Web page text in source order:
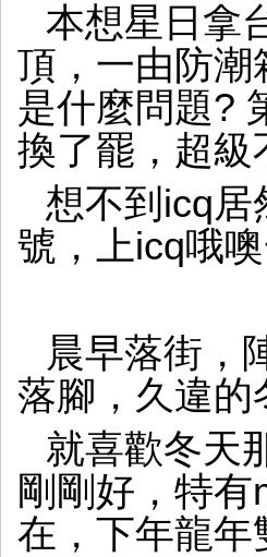
本想星日拿
頂，一由防潮
是什麼問題?
換了罷，超級
想不到icq居
號，上icq哦
晨早落街，
落腳，久違的
就喜歡冬天
剛剛好，特
在，下年龍年